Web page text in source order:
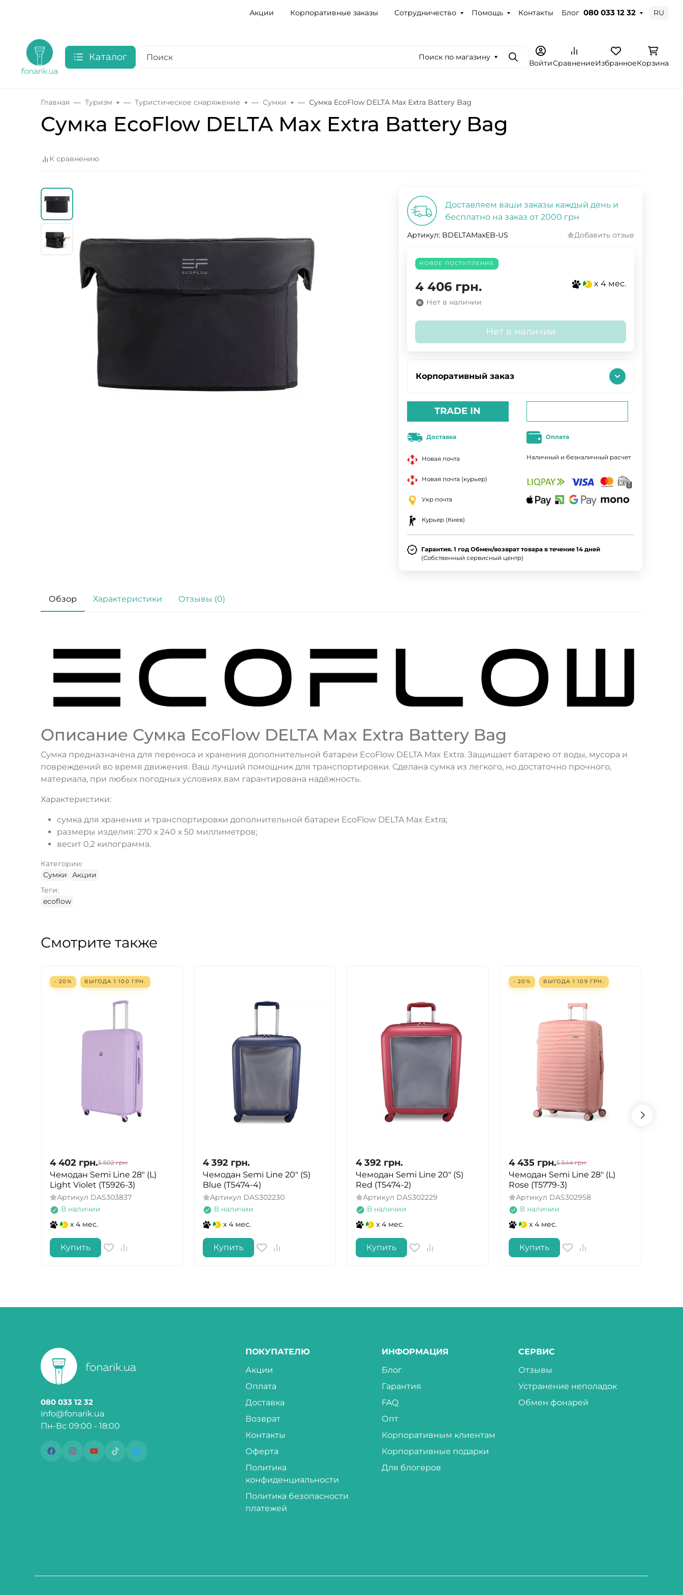
Акции Корпоративные заказы Сотрудничество Помощь Контакты Блог 080 033 12 32 RU
Каталог Поиск по магазину
ПоискВойтиСравнениеИзбранноеКорзина
Главная Туризм Туристическое снаряжение Сумки Сумка EcoFlow DELTA Max Extra Battery Bag
Сумка EcoFlow DELTA Max Extra Battery Bag
К сравнению
Доставляем ваши заказы каждый день и
бесплатно на заказ от 2000 грн
Артикул: BDELTAMaxEB-US Добавить отзыв
НОВОЕ ПОСТУПЛЕНИЕ
4 406 грн. x 4 мес.
Нет в наличии
Нет в наличии
Корпоративный заказ
TRADE IN
Доставка
Новая почта
Новая почта (курьер)
Укр почта
Курьер (Киев)
Оплата
Наличный и безналичный расчет
Гарантия. 1 год Обмен/возврат товара в течение 14 дней
(Собственный сервисный центр)
Обзор Характеристики Отзывы (0)
Описание Сумка EcoFlow DELTA Max Extra Battery Bag
Сумка предназначена для переноса и хранения дополнительной батареи EcoFlow DELTA Max Extra. Защищает батарею от воды, мусора и
повреждений во время движения. Ваш лучший помощник для транспортировки. Сделана сумка из легкого, но достаточно прочного,
материала, при любых погодных условиях вам гарантирована надёжность.
Характеристики:
сумка для хранения и транспортировки дополнительной батареи EcoFlow DELTA Max Extra;
размеры изделия: 270 х 240 х 50 миллиметров;
весит 0,2 килограмма.
Категории:
Сумки
Акции
Теги:
ecoflow
Смотрите также
- 20% ВЫГОДА 1 100 ГРН.
4 402 грн.5 502 грн.
Чемодан Semi Line 28" (L)
Light Violet (T5926-3)
Артикул DAS303837
В наличии
x 4 мес.
Купить
4 392 грн.
Чемодан Semi Line 20" (S)
Blue (T5474-4)
Артикул DAS302230
В наличии
x 4 мес.
Купить
4 392 грн.
Чемодан Semi Line 20" (S)
Red (T5474-2)
Артикул DAS302229
В наличии
x 4 мес.
Купить
- 20% ВЫГОДА 1 109 ГРН.
4 435 грн.5 544 грн.
Чемодан Semi Line 28" (L)
Rose (T5779-3)
Артикул DAS302958
В наличии
x 4 мес.
Купить
080 033 12 32
info@fonarik.ua
Пн-Вс 09:00 - 18:00
ПОКУПАТЕЛЮ
Акции
Оплата
Доставка
Возврат
Контакты
Оферта
Политика
конфиденциальности
Политика безопасности
платежей
ИНФОРМАЦИЯ
Блог
Гарантия
FAQ
Опт
Корпоративным клиентам
Корпоративные подарки
Для блогеров
СЕРВИС
Отзывы
Устранение неполадок
Обмен фонарей